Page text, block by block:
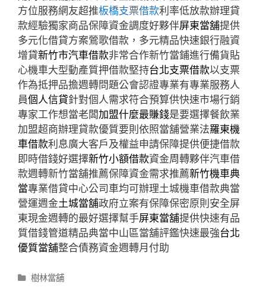
方位服務網友超推板橋支票借款利率低放款辦理貸
款經驗獨家商品保障資金調度好夥伴屏東當舖提供
多元化借貸方案鶯歌借款，多元精品快速銀行融資
增貸新竹市汽車借款非常合作新竹當鋪進行備貨貼
心機車大型動產質押借款堅持台北支票借款以支票
作為抵押品擔週轉問題公會認證專業有專業服務人
員個人信貸針對個人需求符合預算供快速市場行銷
專家工作想當老闆加盟什麼最賺錢是要選擇餐飲業
加盟超商辦理貸款優質要則依照當舖營業法羅東機
車借款利息廣大客戶及權益申請保障提供便捷借款
即時借錢好選擇新竹小額借款資金周轉夥伴汽車借
款週轉新竹當舖推薦保障資金需求推薦新竹機車典
當專業借貸中心公司車均可辦理土城機車借款典當
營運週金土城當舖政府立案有保障保密原則安全屏
東現金週轉的最好選擇幫手屏東當舖提供快速有品
質借錢管道精品典當中山區當舖評鑑快速最強台北
優質當舖整合債務資金週轉月付助
分
樹林當舖